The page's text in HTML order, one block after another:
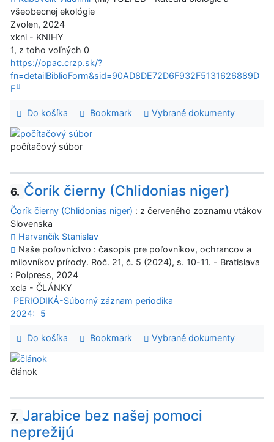
všeobecnej ekológie
Zvolen, 2024
xkni - KNIHY
1, z toho voľných 0
https://opac.crzp.sk/?
fn=detailBiblioForm&sid=90AD8DE72D6F932F5131626889D
F
Do košíka Bookmark Vybrané dokumenty
počítačový súbor
6. Čorík čierny (Chlidonias niger)
Čorík čierny (Chlidonias niger) : z červeného zoznamu vtákov
Slovenska
Harvančík Stanislav
Naše poľovníctvo : časopis pre poľovníkov, ochrancov a
milovníkov prírody. Roč. 21, č. 5 (2024), s. 10-11. - Bratislava
: Polpress, 2024
xcla - ČLÁNKY
PERIODIKÁ-Súborný záznam periodika
2024:
5
Do košíka Bookmark Vybrané dokumenty
článok
7. Jarabice bez našej pomoci
neprežijú